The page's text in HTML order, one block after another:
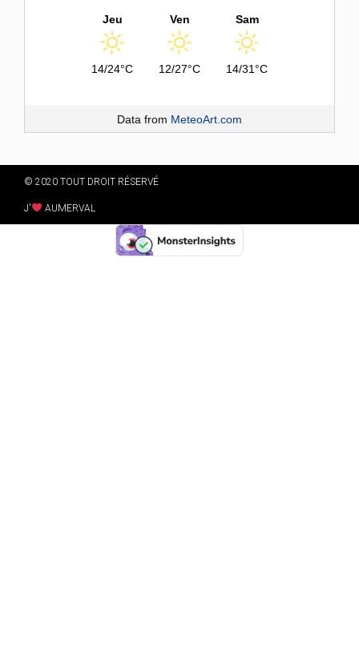
Jeu
14/24°C
Ven
12/27°C
Sam
14/31°C
Data from MeteoArt.com
© 2020 TOUT DROIT RÉSERVÉ
J' AUMERVAL